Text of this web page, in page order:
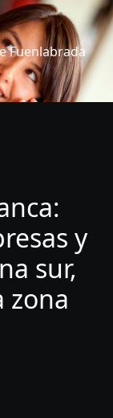
Fuenlabrada
y
sur,
zona